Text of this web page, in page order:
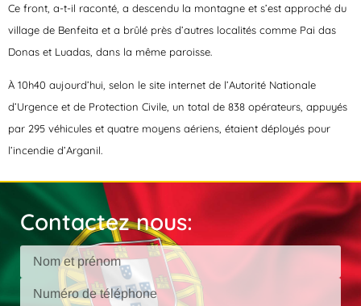
Ce front, a-t-il raconté, a descendu la montagne et s’est approché du
village de Benfeita et a brûlé près d’autres localités comme Pai das
Donas et Luadas, dans la même paroisse.
À 10h40 aujourd’hui, selon le site internet de l’Autorité Nationale
d’Urgence et de Protection Civile, un total de 838 opérateurs, appuyés
par 295 véhicules et quatre moyens aériens, étaient déployés pour
l’incendie d’Arganil.
Contactez nous: